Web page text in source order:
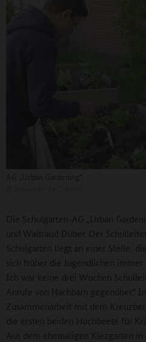
Die Schulgarten-AG „Urban
und Waltraud Düber. Der
Schulgarten liegt an einer Stelle,
sich früher die Jugendlichen
Ich war keine drei Wochen
Anrufe von Nachbarn gegenüber.“
Zusammenarbeit mit dem
die ersten beiden Hochbeete für
Aus dem ehemaligen Kiezgarten